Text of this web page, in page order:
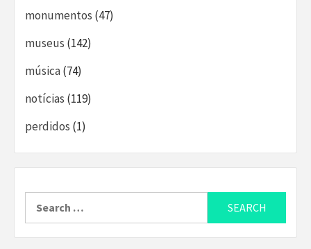
monumentos (47)
museus (142)
música(74)
notícias (119)
perdidos (1)
for: